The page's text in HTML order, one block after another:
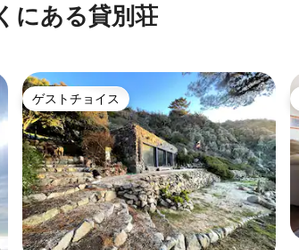
にある貸別荘
ゲストチョイス
ゲストチョイス